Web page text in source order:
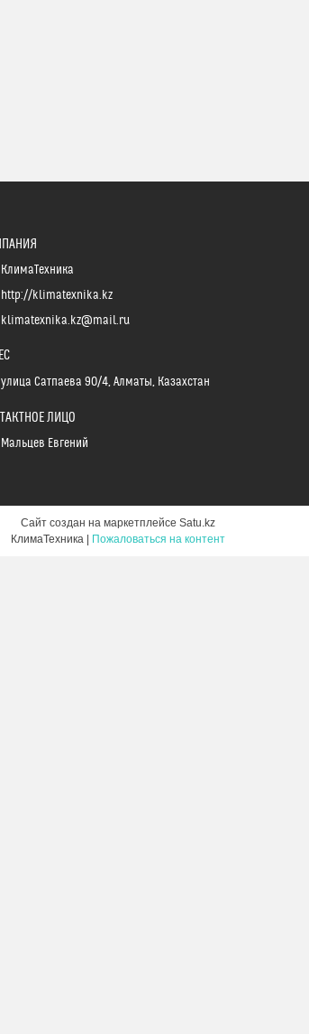
КлимаТехника
http://klimatexnika.kz
klimatexnika.kz@mail.ru
улица Сатпаева 90/4, Алматы, Казахстан
Мальцев Евгений
Сайт создан на маркетплейсе Satu.kz
Пожаловаться на контент